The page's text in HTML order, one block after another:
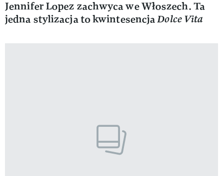
Jennifer Lopez zachwyca we Włoszech. Ta
jedna stylizacja to kwintesencjaDolce Vita